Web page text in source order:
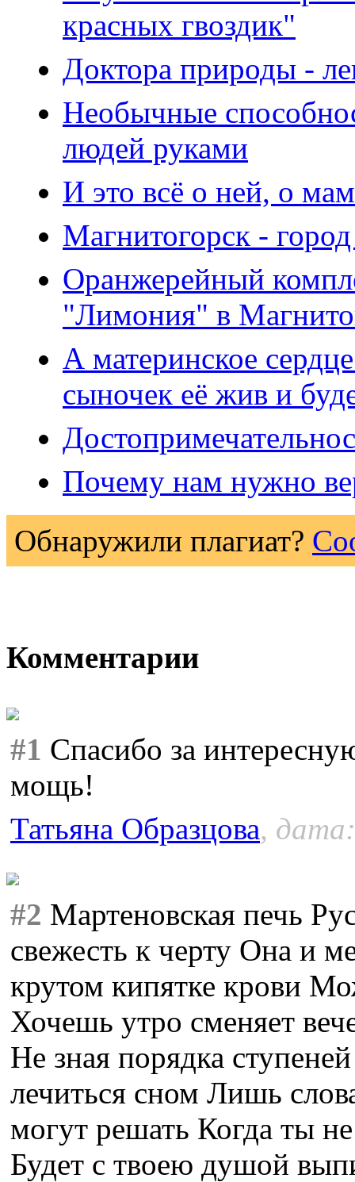
красных гвоздик"
Доктора природы -
Необычные
людей руками
И это всё о ней, о
Магнитогорск -
Оранжерейный
"Лимония" в
А материнское
сыночек её жив и
Почему нам нужно
Обнаружили плагиат?
Комментарии
#1 Спасибо за
мощь!
Татьяна Образцова,
#2 Мартеновская печь
свежесть к черту Она и
крутом кипятке крови
Хочешь утро сменяет
Не зная порядка
лечиться сном Лишь
могут решать Когда ты
Будет с твоею душой